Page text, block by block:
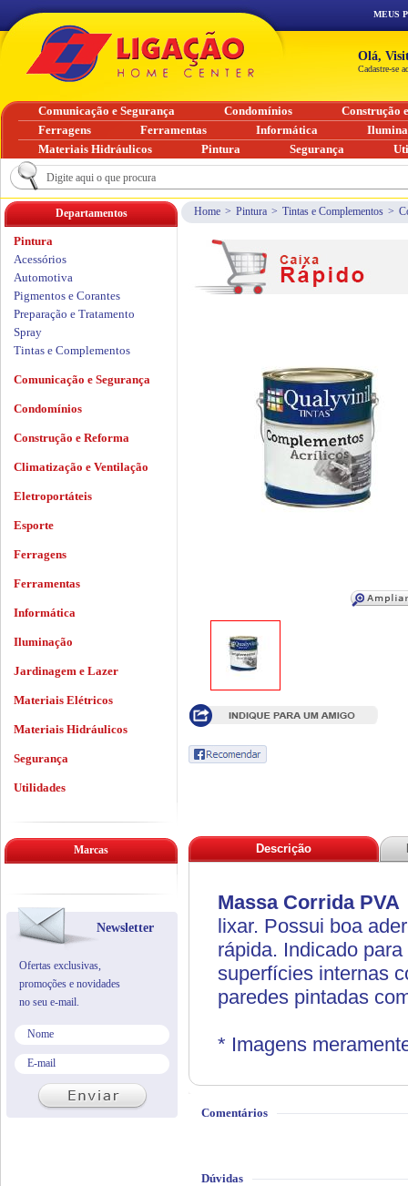
Home > Pintura > Tintas e Complementos >
Descrição
Massa Corrida
lixar. Possui boa
rápida. Indicado
superfícies internas
paredes pintadas
* Imagens
Comentários
Dúvidas
Departamentos
Pintura
Acessórios
Automotiva
Pigmentos e Corantes
Preparação e Tratamento
Spray
Tintas e Complementos
Comunicação e Segurança
Condomínios
Construção e Reforma
Climatização e Ventilação
Eletroportáteis
Esporte
Ferragens
Ferramentas
Informática
Iluminação
Jardinagem e Lazer
Materiais Elétricos
Materiais Hidráulicos
Segurança
Utilidades
Marcas
Newsletter
Ofertas exclusivas,
promoções e novidades
no seu e-mail.
MEUS
Olá,
Cadastre-se
Comunicação e Segurança Condomínios
Construção
Ferragens
Ferramentas Informática
Materiais Hidráulicos
Pintura Segurança